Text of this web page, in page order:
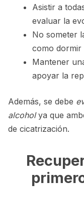
Asistir a
evaluar la
No someter
como dormir
Mantener
apoyar la
Además, se debe
alcoholya que
de cicatrización.